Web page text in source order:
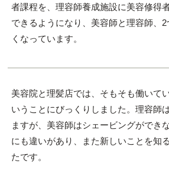
者課程を、理容師養成施設に美容修得
できるようになり、美容師と理容師、
くなっています。
美容院と理髪店では、そもそも働いて
いうことにびっくりしました。理容師
ますが、美容師はシェービングができ
にも違いがあり、また新しいことを知
たです。